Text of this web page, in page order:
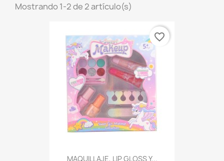
Mostrando 1-2 de 2 artículo(s)
MAQUILLAJE, LIP GLOSS Y...
favorite_border